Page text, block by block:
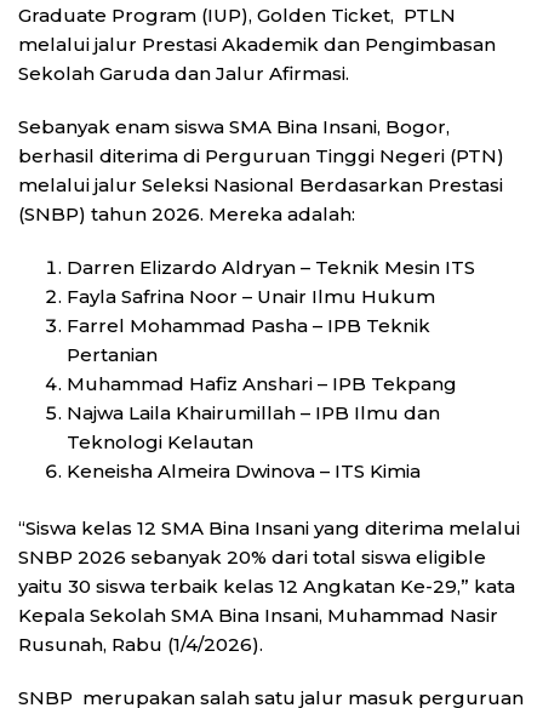
Graduate Program (IUP), Golden Ticket, PTLN
melalui jalur Prestasi Akademik dan Pengimbasan
Sekolah Garuda dan Jalur Afirmasi.
Sebanyak enam siswa SMA Bina Insani, Bogor,
berhasil diterima di Perguruan Tinggi Negeri (PTN)
melalui jalur Seleksi Nasional Berdasarkan Prestasi
(SNBP) tahun 2026. Mereka adalah:
Darren Elizardo Aldryan – Teknik Mesin ITS
Fayla Safrina Noor – Unair Ilmu Hukum
Farrel Mohammad Pasha – IPB Teknik
Pertanian
Muhammad Hafiz Anshari – IPB Tekpang
Najwa Laila Khairumillah – IPB Ilmu dan
Teknologi Kelautan
Keneisha Almeira Dwinova – ITS Kimia
“Siswa kelas 12 SMA Bina Insani yang diterima melalui
SNBP 2026 sebanyak 20% dari total siswa eligible
yaitu 30 siswa terbaik kelas 12 Angkatan Ke-29,” kata
Kepala Sekolah SMA Bina Insani, Muhammad Nasir
Rusunah, Rabu (1/4/2026).
SNBP merupakan salah satu jalur masuk perguruan